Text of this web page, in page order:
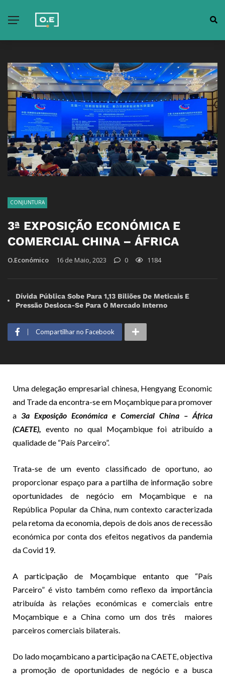
CONJUNTURA
3ª EXPOSIÇÃO ECONÓMICA E
COMERCIAL CHINA – ÁFRICA
O.Económico 16 de Maio, 2023 0 1184
Dívida Pública Sobe Para 1,13 Biliões De Meticais E
Pressão Desloca-Se Para O Mercado Interno
Compartilhar no Facebook
Uma delegação empresarial chinesa, Hengyang Economic
and Trade da encontra-se em Moçambique para promover
a 3a Exposição Económica e Comercial China – África
(CAETE),evento no qual Moçambique foi atribuído a
qualidade de “País Parceiro”.
Trata-se de um evento classificado de oportuno, ao
proporcionar espaço para a partilha de informação sobre
oportunidades de negócio em Moçambique e na
República Popular da China, num contexto caracterizada
pela retoma da economia, depois de dois anos de recessão
económica por conta dos efeitos negativos da pandemia
da Covid 19.
A participação de Moçambique entanto que “País
Parceiro” é visto também como reflexo da importância
atribuída às relações económicas e comerciais entre
Moçambique e a China como um dos três maiores
parceiros comerciais bilaterais.
Do lado moçambicano a participação na CAETE, objectiva
a promoção de oportunidades de negócio e a busca